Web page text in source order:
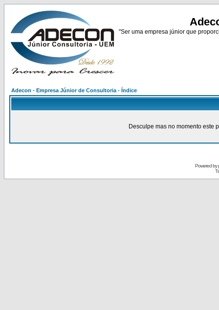
"Ser uma empresa júnior que
Adecon - Empresa Júnior de Consultoria - Índice
Desculpe mas no momento este
Powered by